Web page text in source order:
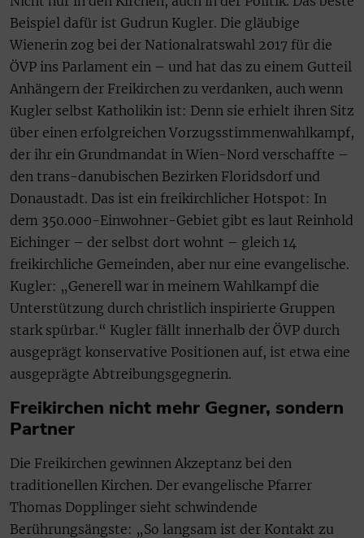
Beispiel dafür ist Gudrun Kugler. Die gläubige
Wienerin zog bei der Nationalratswahl 2017 für die
ÖVP ins Parlament ein – und hat das zu einem Gutteil
Anhängern der Freikirchen zu verdanken, auch wenn
Kugler selbst Katholikin ist: Denn sie erhielt ihren Sitz
über einen erfolgreichen Vorzugsstimmenwahlkampf,
der ihr ein Grundmandat in Wien-Nord verschaffte –
den trans-danubischen Bezirken Floridsdorf und
Donaustadt. Das ist ein freikirchlicher Hotspot: In
dem 350.000-Einwohner-Gebiet gibt es laut Reinhold
Eichinger – der selbst dort wohnt – gleich 14
freikirchliche Gemeinden, aber nur eine evangelische.
Kugler: „Generell war in meinem Wahlkampf die
Unterstützung durch christlich inspirierte Gruppen
stark spürbar.“ Kugler fällt innerhalb der ÖVP durch
ausgeprägt konservative Positionen auf, ist etwa eine
ausgeprägte Abtreibungsgegnerin.
Freikirchen nicht mehr Gegner, sondern
Partner
Die Freikirchen gewinnen Akzeptanz bei den
traditionellen Kirchen. Der evangelische Pfarrer
Thomas Dopplinger sieht schwindende
Berührungsängste: „So langsam ist der Kontakt zu